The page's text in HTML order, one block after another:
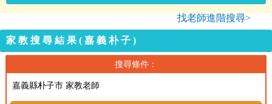
找老師進階搜尋>
家教搜尋結果(嘉義朴子)
搜尋條件：
嘉義縣朴子市 家教老師